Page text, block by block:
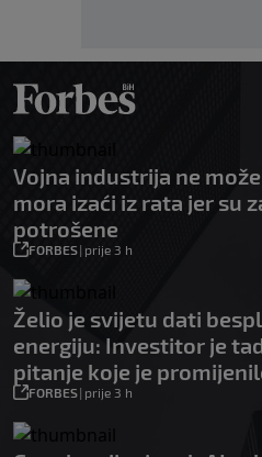
Vojna industrija ne
mora izaći iz rata jer su
potrošene
FORBES| prije 3 h
Želio je svijetu dati
energiju: Investitor je
pitanje koje je
FORBES| prije 3 h